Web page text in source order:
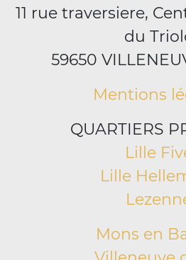
11 rue traversiere,
du
59650
Mentions
QUARTIERS
Lille
Lille
Mons en